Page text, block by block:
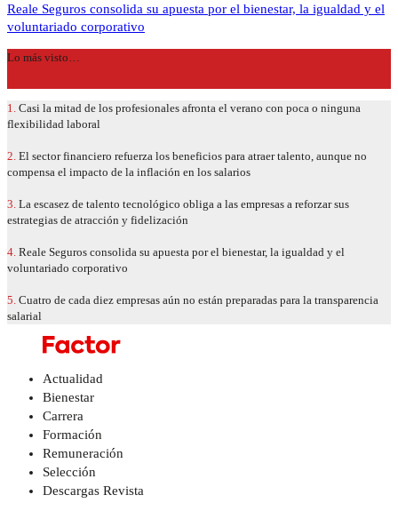
Reale Seguros consolida su apuesta por el bienestar, la igualdad y el
voluntariado corporativo
Lo más visto…
1. Casi la mitad de los profesionales afronta el verano con poca o ninguna
flexibilidad laboral
2. El sector financiero refuerza los beneficios para atraer talento, aunque no
compensa el impacto de la inflación en los salarios
3. La escasez de talento tecnológico obliga a las empresas a reforzar sus
estrategias de atracción y fidelización
4. Reale Seguros consolida su apuesta por el bienestar, la igualdad y el
voluntariado corporativo
5. Cuatro de cada diez empresas aún no están preparadas para la transparencia
salarial
Actualidad
Bienestar
Carrera
Formación
Remuneración
Selección
Descargas Revista